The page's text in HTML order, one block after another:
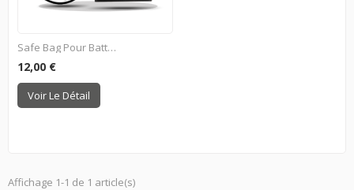
Safe Bag Pour Batterie LiPo
12,00 €
Voir Le Détail
Affichage 1-1 de 1 article(s)